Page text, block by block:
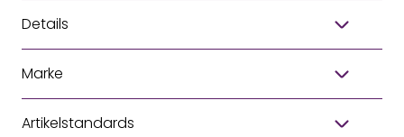
Details
Marke
Artikelstandards